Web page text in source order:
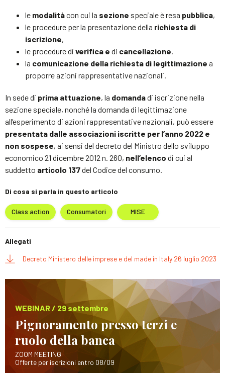
le modalitàcon cui la sezione speciale è resa pubblica,
le procedure per la presentazione della richiesta di
iscrizione,
le procedure di verifica e di cancellazione,
la comunicazione della richiesta di legittimazione a
proporre azioni rappresentative nazionali.
In sede di prima attuazione, la domandadi iscrizione nella
sezione speciale, nonché la domanda di legittimazione
all’esperimento di azioni rappresentative nazionali, può essere
presentata dalle associazioni iscritte per l’anno 2022 e
non sospese, ai sensi del decreto del Ministro dello sviluppo
economico 21 dicembre 2012 n. 260, nell’elenco di cui al
suddetto articolo 137del Codice del consumo.
Di cosa si parla in questo articolo
Class action Consumatori MISE
Allegati
Decreto Ministero delle imprese e del made in Italy 26 luglio 2023
WEBINAR / 29 settembre
Pignoramento presso terzi e
ruolo della banca
ZOOM MEETING
Offerte per iscrizioni entro 08/09